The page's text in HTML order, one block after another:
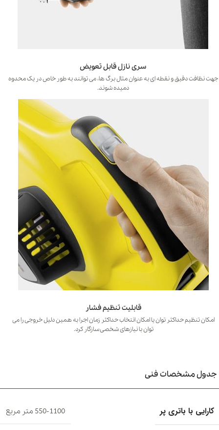
سری نازل قابل تعویض
جهت نظافت دقیق و نقطه ای به عنوان مثال برگ ها، می توانند به طور خاص در یک محدوه
دمیده شوند.
قابلیت تنظیم فشار
امکان تنظیم حداکثر توان یا امکان انتخاب حداکثر زمان اجرا به همین دلیل خروجی را می
توان با نیازهای شخصی سازگار کرد.
جدول مشخصات فنی
کارایی با باتری پر 550-1100 متر مربع